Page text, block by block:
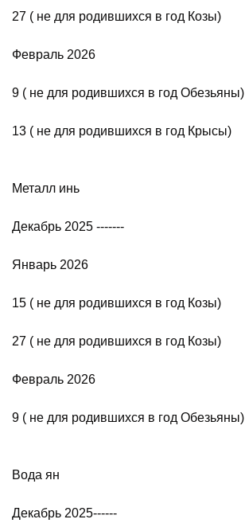
27 ( не для родившихся в год Козы)
Февраль 2026
9 ( не для родившихся в год Обезьяны)
13 ( не для родившихся в год Крысы)
Металл инь
Декабрь 2025 -------
Январь 2026
15 ( не для родившихся в год Козы)
27 ( не для родившихся в год Козы)
Февраль 2026
9 ( не для родившихся в год Обезьяны)
Вода ян
Декабрь 2025------